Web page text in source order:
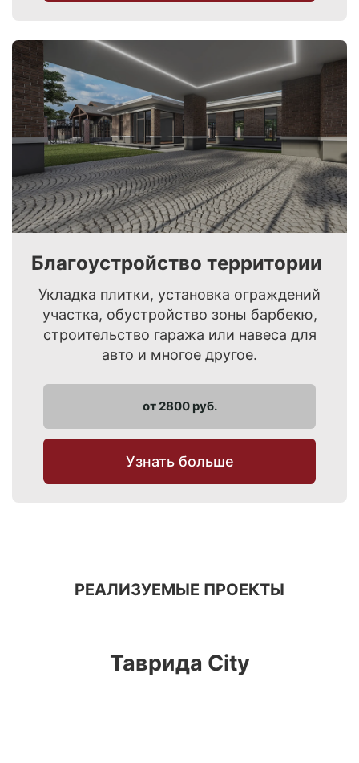
Благоустройство территории
Укладка плитки, установка ограждений
участка, обустройство зоны барбекю,
строительство гаража или навеса для
авто и многое другое.
от 2800 руб.
Узнать больше
РЕАЛИЗУЕМЫЕ ПРОЕКТЫ
Таврида City